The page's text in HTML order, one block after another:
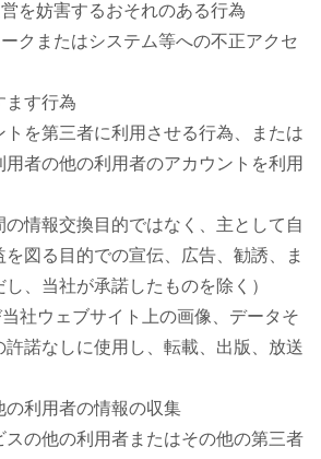
を妨害するおそれのある行為
クまたはシステム等への不正アクセ
ます行為
トを第三者に利用させる行為、または
者の他の利用者のアカウントを利用
の情報交換目的ではなく、主として自
図る目的での宣伝、広告、勧誘、ま
、当社が承諾したものを除く）
社ウェブサイト上の画像、データそ
諾なしに使用し、転載、出版、放送
の利用者の情報の収集
スの他の利用者またはその他の第三者